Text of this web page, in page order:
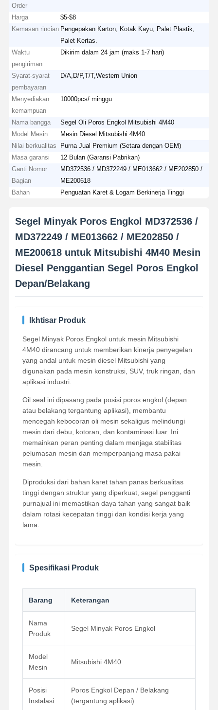
Rumah Produk Tentang Kita
Wisata
Pabrik
Order
Harga
$5-$8
Kemasan rincian Pengepakan Karton, Kotak Kayu, Palet Plastik,
Palet Kertas.
Waktu
pengiriman
Dikirim dalam 24 jam (maks 1-7 hari)
Syarat-syarat
pembayaran
D/A,D/P,T/T,Western Union
Menyediakan
kemampuan
10000pcs/ minggu
Nama bangga
Segel Oli Poros Engkol Mitsubishi 4M40
Model Mesin
Mesin Diesel Mitsubishi 4M40
Nilai berkualitas
Purna Jual Premium (Setara dengan OEM)
Masa garansi
12 Bulan (Garansi Pabrikan)
Ganti Nomor
Bagian
MD372536 / MD372249 / ME013662 / ME202850 /
ME200618
Bahan
Penguatan Karet & Logam Berkinerja Tinggi
Segel Minyak Poros Engkol MD372536 /
MD372249 / ME013662 / ME202850 /
ME200618 untuk Mitsubishi 4M40 Mesin
Diesel Penggantian Segel Poros Engkol
Depan/Belakang
Ikhtisar Produk
Segel Minyak Poros Engkol untuk mesin Mitsubishi
4M40 dirancang untuk memberikan kinerja penyegelan
yang andal untuk mesin diesel Mitsubishi yang
digunakan pada mesin konstruksi, SUV, truk ringan, dan
aplikasi industri.
Oil seal ini dipasang pada posisi poros engkol (depan
atau belakang tergantung aplikasi), membantu
mencegah kebocoran oli mesin sekaligus melindungi
mesin dari debu, kotoran, dan kontaminasi luar. Ini
memainkan peran penting dalam menjaga stabilitas
pelumasan mesin dan memperpanjang masa pakai
mesin.
Diproduksi dari bahan karet tahan panas berkualitas
tinggi dengan struktur yang diperkuat, segel pengganti
purnajual ini memastikan daya tahan yang sangat baik
dalam rotasi kecepatan tinggi dan kondisi kerja yang
lama.
Spesifikasi Produk
Barang Keterangan
Nama
Produk
Segel Minyak Poros Engkol
Model
Mesin
Mitsubishi 4M40
Posisi
Instalasi
Poros Engkol Depan / Belakang
(tergantung aplikasi)